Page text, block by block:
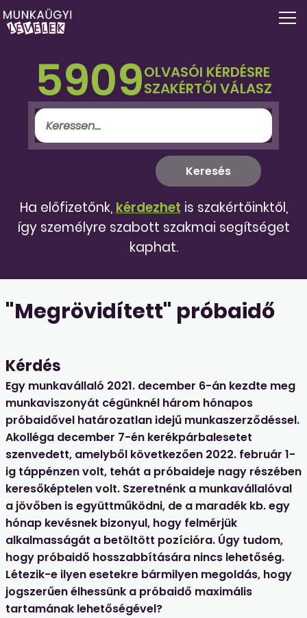
5909OLVASÓI KÉRDÉSRE
SZAKÉRTŐI VÁLASZ
Ha előfizetőnk, kérdezhet is szakértőinktől,
így személyre szabott szakmai segítséget
kaphat.
"Megrövidített" próbaidő
Kérdés
Egy munkavállaló 2021. december 6-án kezdte meg
munkaviszonyát cégünknél három hónapos
próbaidővel határozatlan idejű munkaszerződéssel.
Akolléga december 7-én kerékpárbalesetet
szenvedett, amelyből következően 2022. február 1-
ig táppénzen volt, tehát a próbaideje nagy részében
keresőképtelen volt. Szeretnénk a munkavállalóval
a jövőben is együttműködni, de a maradék kb. egy
hónap kevésnek bizonyul, hogy felmérjük
alkalmasságát a betöltött pozícióra. Úgy tudom,
hogy próbaidő hosszabbítására nincs lehetőség.
Létezik-e ilyen esetekre bármilyen megoldás, hogy
jogszerűen élhessünk a próbaidő maximális
tartamának lehetőségével?